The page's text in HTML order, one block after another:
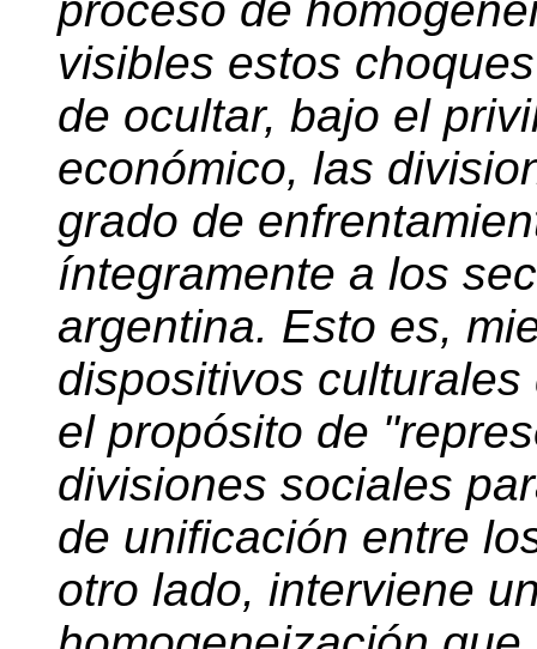
visibles estos
de ocultar, bajo el
económico, las
grado de
íntegramente a los
argentina. Esto es,
dispositivos
el propósito de
divisiones sociales
de unificación entre
otro lado, interviene